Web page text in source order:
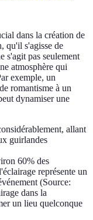
dans la création de
qu'il s'agisse de
s'agit pas seulement
atmosphère qui
exemple, un
romantisme à un
dynamiser une
allant
guirlandes
60% des
représente un
(Source:
dans la
un lieu quelconque